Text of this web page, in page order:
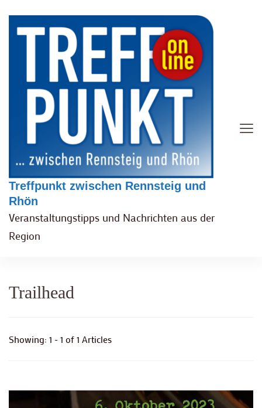
Treffpunkt zwischen Rennsteig und
Rhön
Veranstaltungstipps und Nachrichten aus der
Region
Trailhead
Showing: 1 - 1 of 1 Articles